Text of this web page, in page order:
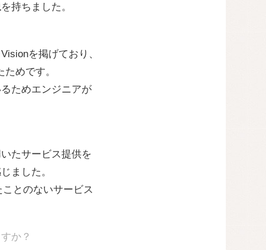
を持ちました。
を掲げており、
めです。
ためエンジニアが
たサービス提供を
ました。
とのないサービス
か？